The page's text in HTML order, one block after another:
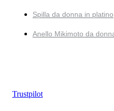
Spilla da donna in platino
Anello Mikimoto da
Trustpilot